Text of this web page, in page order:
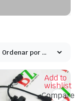
Add to
wishlist
Compare